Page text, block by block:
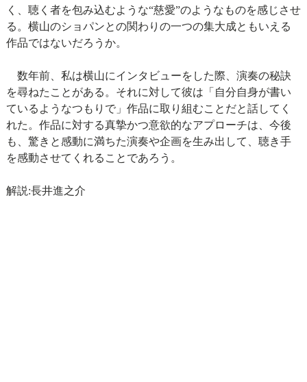
く、聴く者を包み込むような“慈愛”のようなものを感じさせ
る。横山のショパンとの関わりの一つの集大成ともいえる
作品ではないだろうか。
数年前、私は横山にインタビューをした際、演奏の秘訣
を尋ねたことがある。それに対して彼は「自分自身が書い
ているようなつもりで」作品に取り組むことだと話してく
れた。作品に対する真摯かつ意欲的なアプローチは、今後
も、驚きと感動に満ちた演奏や企画を生み出して、聴き手
を感動させてくれることであろう。
解説:長井進之介